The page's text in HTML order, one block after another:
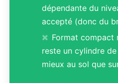
dépendante du
accepté (donc du
Format compact
reste un cylindre
mieux au sol que